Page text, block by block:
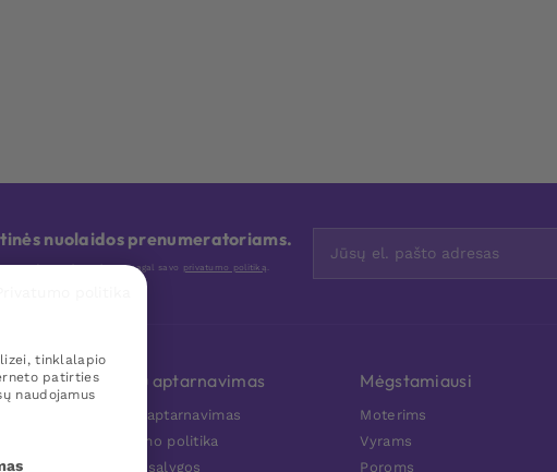
nuolaidos prenumeratoriams.
duomenis tvarkome pagal savo privatumo politiką .
Klientų aptarnavimas
Klientu aptarnavimas
Privatumo politika
Pirkimo sąlygos
Mėgstamiausi
Moterims
Vyrams
Poroms
tinklalapio
patirties
naudojamus